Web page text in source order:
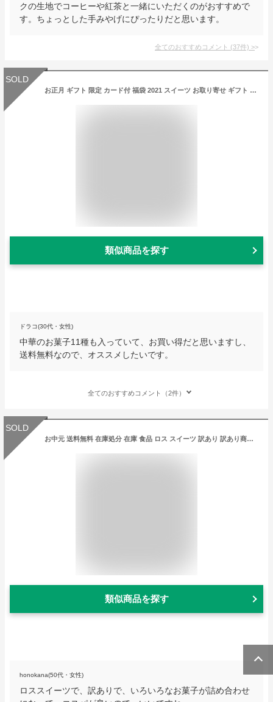
クの生地でコーヒーや紅茶と一緒にいただくのがおすすめで
す。ちょっとした手みやげにぴったりだと思います。
全てのおすすめコメント (37件) >
SOLD
お正月 ギフト 限定 カード付 福袋 2021 スイーツ お取り寄せ ギフト 中華のお菓子11種 詰め合わせ スイーツ福袋 送料無料 ny
類似商品を探す
ドラコ(30代・女性)
中華のお菓子11種も入っていて、お買い得だと思いますし、
送料無料なので、オススメしたいです。
全てのおすすめコメント（2件）
SOLD
お中元 送料無料 在庫処分 在庫 食品 ロス スイーツ 訳あり 訳あり商品 負けるなSOS応援BOX 5000円以上 8品以上 詰合せ お土産 特別価格 大特価 岡山 広島 お取り寄せグルメ ギフト 贈り物 プレゼント おつまみ ご飯のお供 買い回り やみつき 父の日
類似商品を探す
honokana(50代・女性)
ロススイーツで、訳ありで、いろいろなお菓子が詰め合わせ